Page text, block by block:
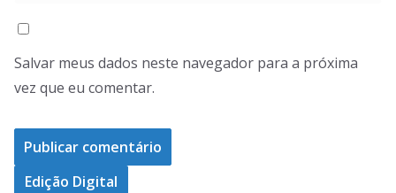
Salvar meus dados neste navegador para a próxima
vez que eu comentar.
Edição Digital